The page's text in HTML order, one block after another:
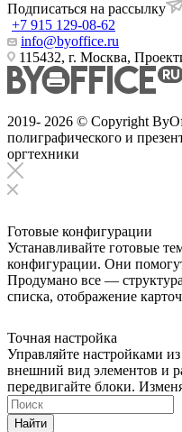
Подписаться на рассылку
+7 915 129-08-62
info@byoffice.ru
115432, г. Москва,
2019- 2026 © Copyright
полиграфического и
оргтехники
Готовые конфигурации
Устанавливайте готовые
конфигурации. Они
Продумано все —
списка, отображение
Точная настройка
Управляйте настройками
внешний вид элементов и
передвигайте блоки.
Найти